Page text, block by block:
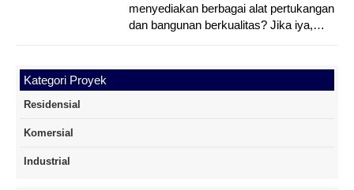
menyediakan berbagai alat pertukangan
dan bangunan berkualitas? Jika iya,…
Kategori Proyek
Residensial
Komersial
Industrial